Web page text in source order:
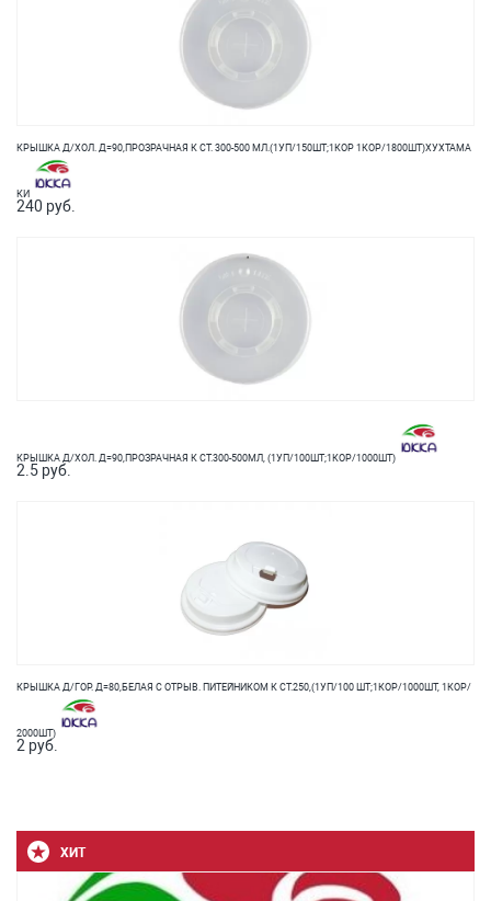
КРЫШКА Д/ХОЛ. Д=90,ПРОЗРАЧНАЯ К СТ. 300-500 МЛ.(1УП/150ШТ;1КОР 1КОР/1800ШТ)ХУХТАМА
КИ
240 руб.
КРЫШКА Д/ХОЛ. Д=90,ПРОЗРАЧНАЯ К СТ.300-500МЛ, (1УП/100ШТ;1КОР/1000ШТ)
2.5 руб.
КРЫШКА Д/ГОР. Д=80,БЕЛАЯ C ОТРЫВ. ПИТЕЙНИКОМ К СТ.250,(1УП/100 ШТ;1КОР/1000ШТ, 1КОР/
2000ШТ)
2 руб.
ХИТ